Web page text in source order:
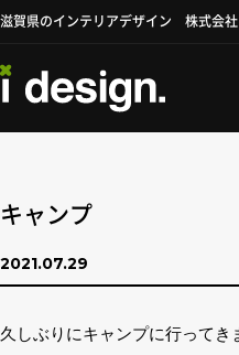
滋賀県のインテリアデザイン 株式会社
キャンプ
2021.07.29
久しぶりにキャンプに行ってき